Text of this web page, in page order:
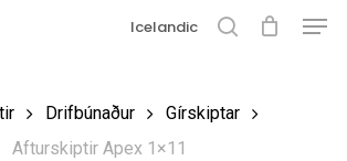
Icelandic
Drifbúnaður
Gírskiptar
Afturskiptir Apex 1×11